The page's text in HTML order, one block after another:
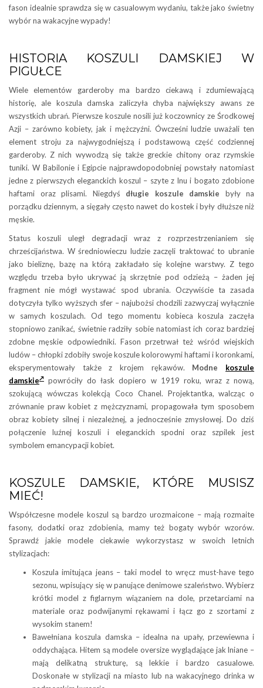
fason idealnie sprawdza się w casualowym wydaniu, także jako świetny
wybór na wakacyjne wypady!
HISTORIA KOSZULI DAMSKIEJ W
PIGUŁCE
Wiele elementów garderoby ma bardzo ciekawą i zdumiewającą
historię, ale koszula damska zaliczyła chyba największy awans ze
wszystkich ubrań. Pierwsze koszule nosili już koczownicy ze Środkowej
Azji – zarówno kobiety, jak i mężczyźni. Ówcześni ludzie uważali ten
element stroju za najwygodniejszą i podstawową część codziennej
garderoby. Z nich wywodzą się także greckie chitony oraz rzymskie
tuniki. W Babilonie i Egipcie najprawdopodobniej powstały natomiast
jedne z pierwszych eleganckich koszul – szyte z lnu i bogato zdobione
haftami oraz plisami. Niegdyś długie koszule damskie były na
porządku dziennym, a sięgały często nawet do kostek i były dłuższe niż
męskie.
Status koszuli uległ degradacji wraz z rozprzestrzenianiem się
chrześcijaństwa. W średniowieczu ludzie zaczęli traktować to ubranie
jako bieliznę, bazę na którą zakładało się kolejne warstwy. Z tego
względu trzeba było ukrywać ją skrzętnie pod odzieżą – żaden jej
fragment nie mógł wystawać spod ubrania. Oczywiście ta zasada
dotyczyła tylko wyższych sfer – najubożsi chodzili zazwyczaj wyłącznie
w samych koszulach. Od tego momentu kobieca koszula zaczęła
stopniowo zanikać, świetnie radziły sobie natomiast ich coraz bardziej
zdobne męskie odpowiedniki. Fason przetrwał też wśród wiejskich
ludów – chłopki zdobiły swoje koszule kolorowymi haftami i koronkami,
eksperymentowały także z krojem rękawów. Modne koszule
damskie
powróciły do łask dopiero w 1919 roku, wraz z nową,
szokującą wówczas kolekcją Coco Chanel. Projektantka, walcząc o
zrównanie praw kobiet z mężczyznami, propagowała tym sposobem
obraz kobiety silnej i niezależnej, a jednocześnie zmysłowej. Do dziś
połączenie luźnej koszuli i eleganckich spodni oraz szpilek jest
symbolem emancypacji kobiet.
KOSZULE DAMSKIE, KTÓRE MUSISZ
MIEĆ!
Współczesne modele koszul są bardzo urozmaicone – mają rozmaite
fasony, dodatki oraz zdobienia, mamy też bogaty wybór wzorów.
Sprawdź jakie modele ciekawie wykorzystasz w swoich letnich
stylizacjach:
Koszula imitująca jeans – taki model to wręcz must-have tego
sezonu, wpisujący się w panujące denimowe szaleństwo. Wybierz
krótki model z figlarnym wiązaniem na dole, przetarciami na
materiale oraz podwijanymi rękawami i łącz go z szortami z
wysokim stanem!
Bawełniana koszula damska – idealna na upały, przewiewna i
oddychająca. Hitem są modele oversize wyglądające jak lniane –
mają delikatną strukturę, są lekkie i bardzo casualowe.
Doskonałe w stylizacji na miasto lub na wakacyjnego drinka w